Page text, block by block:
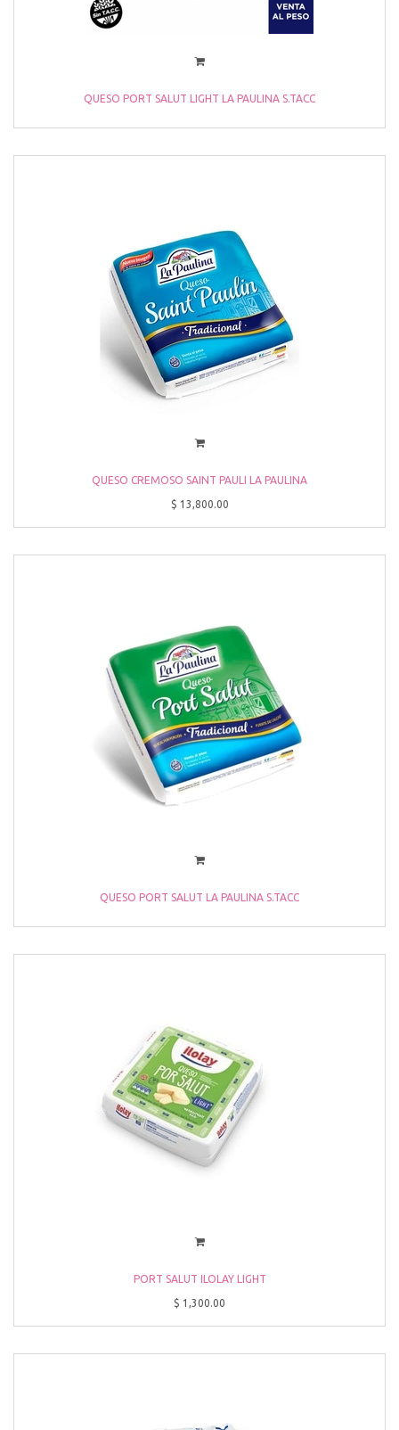
QUESO PORT SALUT LIGHT LA PAULINA S.TACC
QUESO CREMOSO SAINT PAULI LA PAULINA
$ 13,800.00
QUESO PORT SALUT LA PAULINA S.TACC
PORT SALUT ILOLAY LIGHT
$ 1,300.00